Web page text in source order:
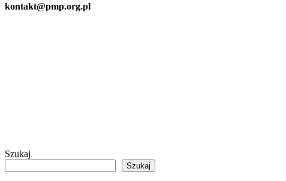
kontakt@pmp.org.pl
Szukaj
Szukaj